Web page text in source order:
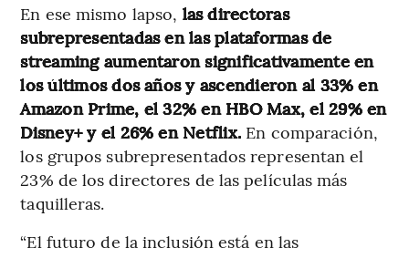
En ese mismo lapso, las directoras
subrepresentadas en las plataformas de
streaming aumentaron significativamente en
los últimos dos años y ascendieron al 33% en
Amazon Prime, el 32% en HBO Max, el 29% en
Disney+ y el 26% en Netflix. En comparación,
los grupos subrepresentados representan el
23% de los directores de las películas más
taquilleras.
“El futuro de la inclusión está en las